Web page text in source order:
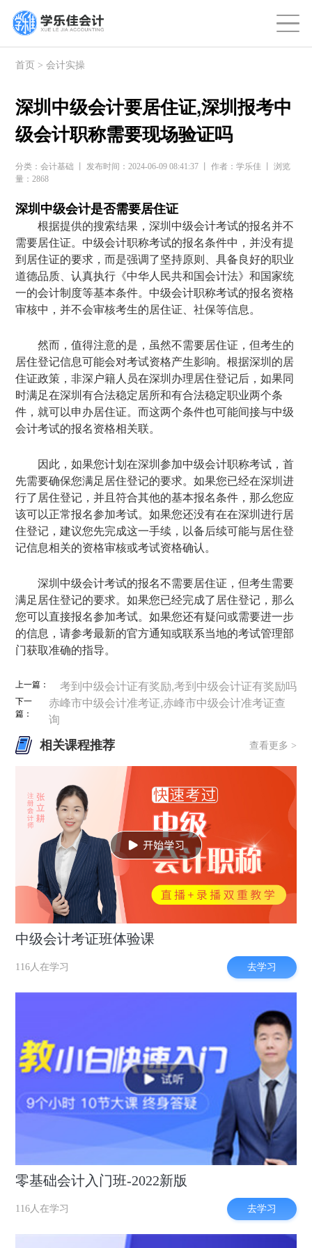
首页 >会计实操
深圳中级会计要居住证,深圳报考中
级会计职称需要现场验证吗
分类：会计基础 丨 发布时间：2024-06-09 08:41:37 丨 作者：学乐佳 丨 浏览
量：2868
深圳中级会计是否需要居住证
根据提供的搜索结果，深圳中级会计考试的报名并不
需要居住证。中级会计职称考试的报名条件中，并没有提
到居住证的要求，而是强调了坚持原则、具备良好的职业
道德品质、认真执行《中华人民共和国会计法》和国家统
一的会计制度等基本条件。中级会计职称考试的报名资格
审核中，并不会审核考生的居住证、社保等信息。
然而，值得注意的是，虽然不需要居住证，但考生的
居住登记信息可能会对考试资格产生影响。根据深圳的居
住证政策，非深户籍人员在深圳办理居住登记后，如果同
时满足在深圳有合法稳定居所和有合法稳定职业两个条
件，就可以申办居住证。而这两个条件也可能间接与中级
会计考试的报名资格相关联。
因此，如果您计划在深圳参加中级会计职称考试，首
先需要确保您满足居住登记的要求。如果您已经在深圳进
行了居住登记，并且符合其他的基本报名条件，那么您应
该可以正常报名参加考试。如果您还没有在在深圳进行居
住登记，建议您先完成这一手续，以备后续可能与居住登
记信息相关的资格审核或考试资格确认。
深圳中级会计考试的报名不需要居住证，但考生需要
满足居住登记的要求。如果您已经完成了居住登记，那么
您可以直接报名参加考试。如果您还有疑问或需要进一步
的信息，请参考最新的官方通知或联系当地的考试管理部
门获取准确的指导。
上一篇： 考到中级会计证有奖励,考到中级会计证有奖励吗
下一
篇：
赤峰市中级会计准考证,赤峰市中级会计准考证查
询
相关课程推荐 查看更多 >
中级会计考证班体验课
116人在学习 去学习
零基础会计入门班-2022新版
116人在学习 去学习